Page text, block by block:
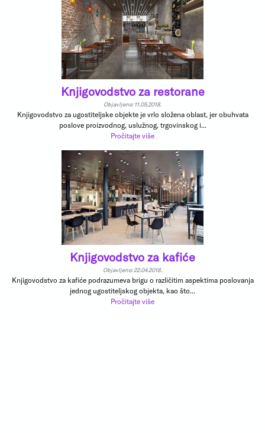
Knjigovodstvo za restorane
Objavljeno: 11.05.2018.
Knjigovodstvo za ugostiteljske objekte je vrlo složena oblast, jer obuhvata
poslove proizvodnog, uslužnog, trgovinskog i...
Pročitajte više
Knjigovodstvo za kafiće
Objavljeno: 22.04.2018.
Knjigovodstvo za kafiće podrazumeva brigu o različitim aspektima poslovanja
jednog ugostiteljskog objekta, kao što...
Pročitajte više